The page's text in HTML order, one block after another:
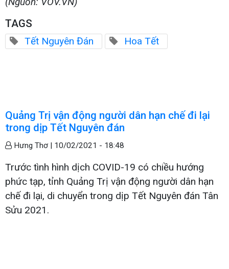
TAGS
Tết Nguyên Đán Hoa Tết
Quảng Trị vận động người dân hạn chế đi lại
trong dịp Tết Nguyên đán
Hưng Thơ | 10/02/2021 - 18:48
Trước tình hình dịch COVID-19 có chiều hướng
phức tạp, tỉnh Quảng Trị vận động người dân hạn
chế đi lại, di chuyển trong dịp Tết Nguyên đán Tân
Sửu 2021.